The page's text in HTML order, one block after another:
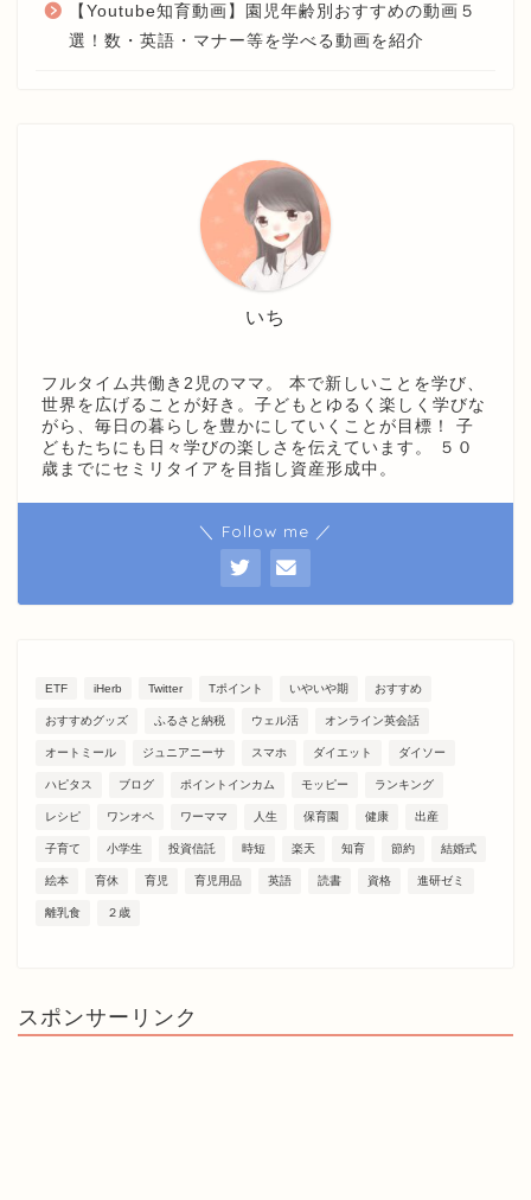
【Youtube知育動画】園児年齢別おすすめの動画５
選！数・英語・マナー等を学べる動画を紹介
いち
フルタイム共働き2児のママ。 本で新しいことを学び、
世界を広げることが好き。子どもとゆるく楽しく学びな
がら、毎日の暮らしを豊かにしていくことが目標！ 子
どもたちにも日々学びの楽しさを伝えています。 ５０
歳までにセミリタイアを目指し資産形成中。
＼ Follow me ／
ETF iHerb Twitter Tポイント いやいや期 おすすめ
おすすめグッズ ふるさと納税 ウェル活 オンライン英会話
オートミール ジュニアニーサ スマホ ダイエット ダイソー
ハピタス ブログ ポイントインカム モッピー ランキング
レシピ ワンオペ ワーママ 人生 保育園 健康 出産
子育て 小学生 投資信託 時短 楽天 知育 節約 結婚式
絵本 育休 育児 育児用品 英語 読書 資格 進研ゼミ
離乳食 ２歳
スポンサーリンク